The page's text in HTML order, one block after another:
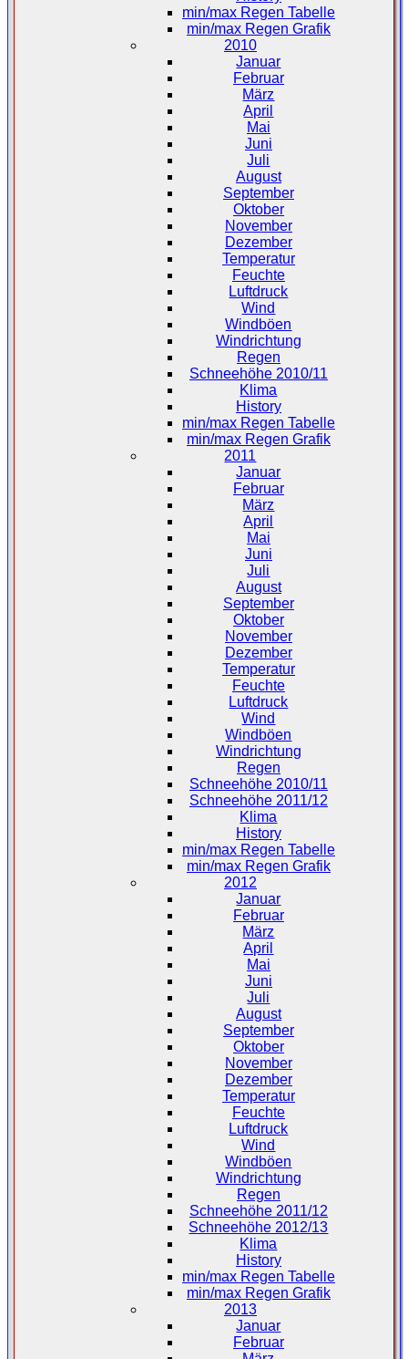
min/max Regen Tabelle
min/max Regen Grafik
2010
Januar
Februar
März
April
Mai
Juni
Juli
August
September
Oktober
November
Dezember
Temperatur
Feuchte
Luftdruck
Wind
Windböen
Windrichtung
Regen
Schneehöhe 2010/11
Klima
History
min/max Regen Tabelle
min/max Regen Grafik
2011
Januar
Februar
März
April
Mai
Juni
Juli
August
September
Oktober
November
Dezember
Temperatur
Feuchte
Luftdruck
Wind
Windböen
Windrichtung
Regen
Schneehöhe 2010/11
Schneehöhe 2011/12
Klima
History
min/max Regen Tabelle
min/max Regen Grafik
2012
Januar
Februar
März
April
Mai
Juni
Juli
August
September
Oktober
November
Dezember
Temperatur
Feuchte
Luftdruck
Wind
Windböen
Windrichtung
Regen
Schneehöhe 2011/12
Schneehöhe 2012/13
Klima
History
min/max Regen Tabelle
min/max Regen Grafik
2013
Januar
Februar